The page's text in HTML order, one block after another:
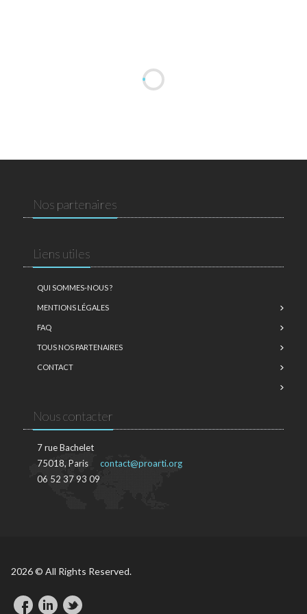
Nos partenaires
Liens utiles
QUI SOMMES-NOUS ?
MENTIONS LÉGALES
FAQ
TOUS NOS PARTENAIRES
CONTACT
Nous contacter
7 rue Bachelet
75018, Paris
06 52 37 93 09
contact@proarti.org
2026 © All Rights Reserved.